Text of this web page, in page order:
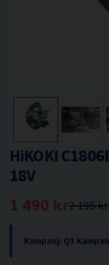
HiKOKI
18V
2 195 kr
1 490 kr
Kampanj: Q3